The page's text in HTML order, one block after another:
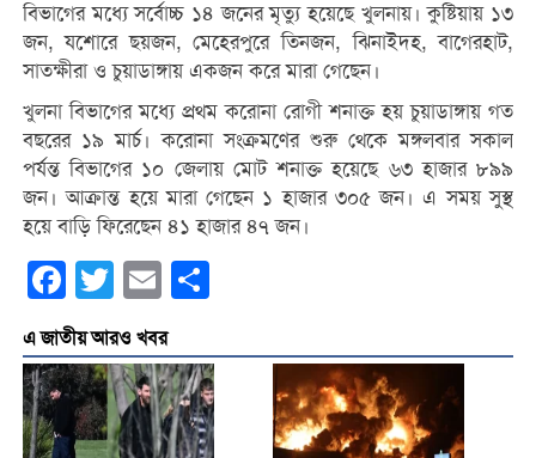
বিভাগের মধ্যে সর্বোচ্চ ১৪ জনের মৃত্যু হয়েছে খুলনায়। কুষ্টিয়ায় ১৩
জন, যশোরে ছয়জন, মেহেরপুরে তিনজন, ঝিনাইদহ, বাগেরহাট,
সাতক্ষীরা ও চুয়াডাঙ্গায় একজন করে মারা গেছেন।
খুলনা বিভাগের মধ্যে প্রথম করোনা রোগী শনাক্ত হয় চুয়াডাঙ্গায় গত
বছরের ১৯ মার্চ। করোনা সংক্রমণের শুরু থেকে মঙ্গলবার সকাল
পর্যন্ত বিভাগের ১০ জেলায় মোট শনাক্ত হয়েছে ৬৩ হাজার ৮৯৯
জন। আক্রান্ত হয়ে মারা গেছেন ১ হাজার ৩০৫ জন। এ সময় সুস্থ
হয়ে বাড়ি ফিরেছেন ৪১ হাজার ৪৭ জন।
Facebook
Twitter Email
এ জাতীয় আরও খবর